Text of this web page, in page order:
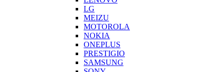
LG
MEIZU
MOTOROLA
NOKIA
ONEPLUS
PRESTIGIO
SAMSUNG